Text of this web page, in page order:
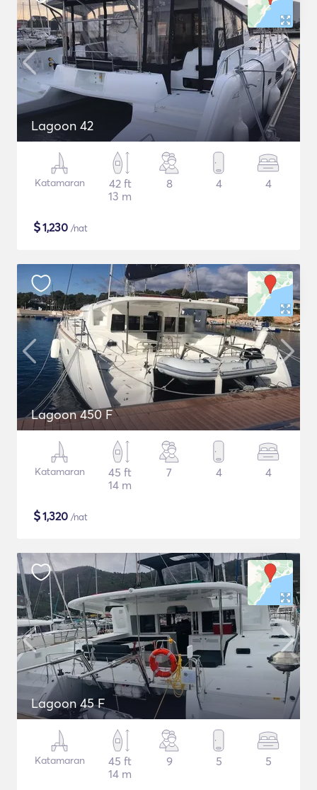
Lagoon 42
Katamaran
42 ft
13 m
8 4 4
$1,230 /nat
Lagoon 450 F
Katamaran
45 ft
14 m
7 4 4
$1,320 /nat
Lagoon 45 F
Katamaran
45 ft
14 m
9 5 5